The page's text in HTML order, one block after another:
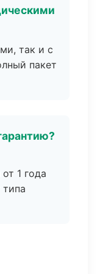
так и с
пакет
1 года